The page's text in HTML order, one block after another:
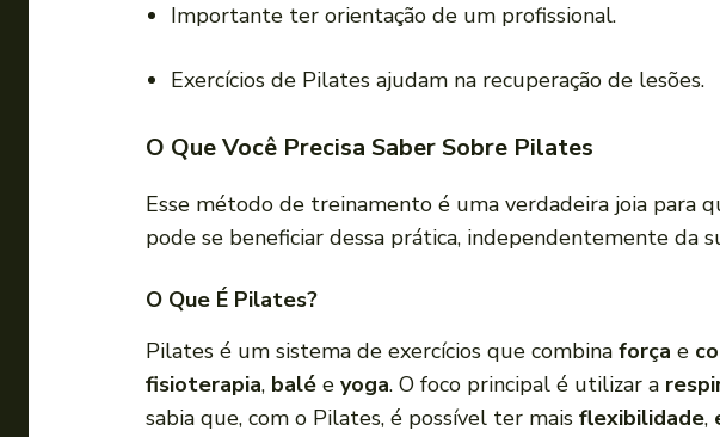
Importante ter orientação de um profissional.
Exercícios de Pilates ajudam na recuperação de lesões.
O Que Você Precisa Saber Sobre Pilates
Esse método de treinamento é uma verdadeira joia para
pode se beneficiar dessa prática, independentemente da
O Que É Pilates?
Pilates é um sistema de exercícios que combina força e
fisioterapia, balé e yoga. O foco principal é utilizar a
sabia que, com o Pilates, é possível ter mais flexibilidade,